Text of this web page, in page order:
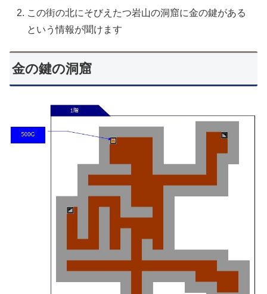
この街の北にそびえたつ岩山の洞窟に金の鍵がある
という情報が聞けます
金の鍵の洞窟